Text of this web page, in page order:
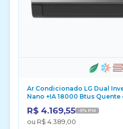
Ar Condicionado LG Dual
Nano +IA 18000 Btus Quente
R$ 4.169,55 -5% PIX
ou R$ 4.389,00